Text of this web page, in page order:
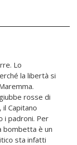
Lo
la libertà si
rosse di
il Capitano
i padroni. Per
bombetta è un
sta infatti